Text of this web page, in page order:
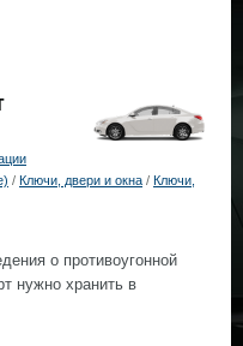
/ Ключи, двери и окна / Ключи,
о противоугонной
нужно хранить в